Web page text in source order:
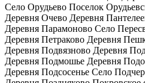
Село Орудьево Поселок
Деревня Очево Деревня
Деревня Парамоново Село
Деревня Петраково Деревня
Деревня Подвязново Деревня
Деревня Подмошье Деревня
Деревня Подсосенье Село